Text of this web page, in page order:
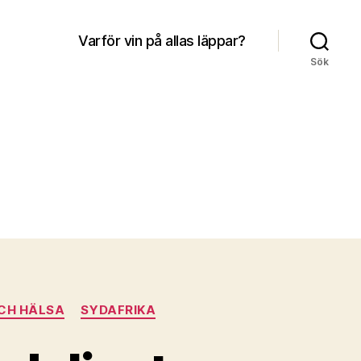
Varför vin på allas läppar?
Sök
HÄLSA SYDAFRIKA